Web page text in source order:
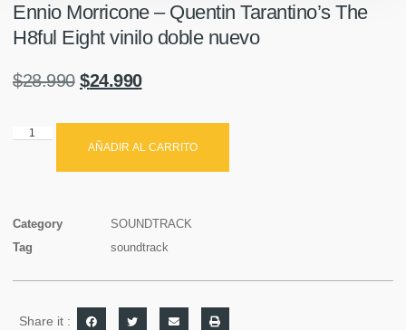
Ennio Morricone ‎– Quentin Tarantino’s The
H8ful Eight vinilo doble nuevo
$28.990 $24.990
AÑADIR AL CARRITO
Category
SOUNDTRACK
Tag
soundtrack
Share it :